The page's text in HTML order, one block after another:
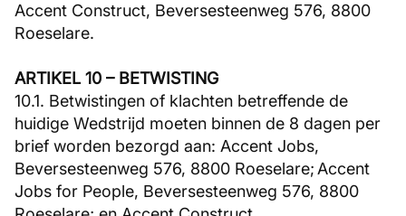
Accent Construct, Beversesteenweg 576, 8800
Roeselare.
ARTIKEL 10 – BETWISTING
10.1. Betwistingen of klachten betreffende de
huidige Wedstrijd moeten binnen de 8 dagen per
brief worden bezorgd aan: Accent Jobs,
Beversesteenweg 576, 8800 Roeselare; Accent
Jobs for People, Beversesteenweg 576, 8800